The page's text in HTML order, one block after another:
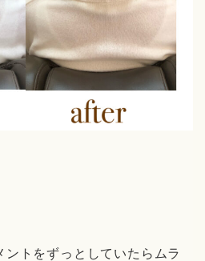
ントをずっとしていたらムラ